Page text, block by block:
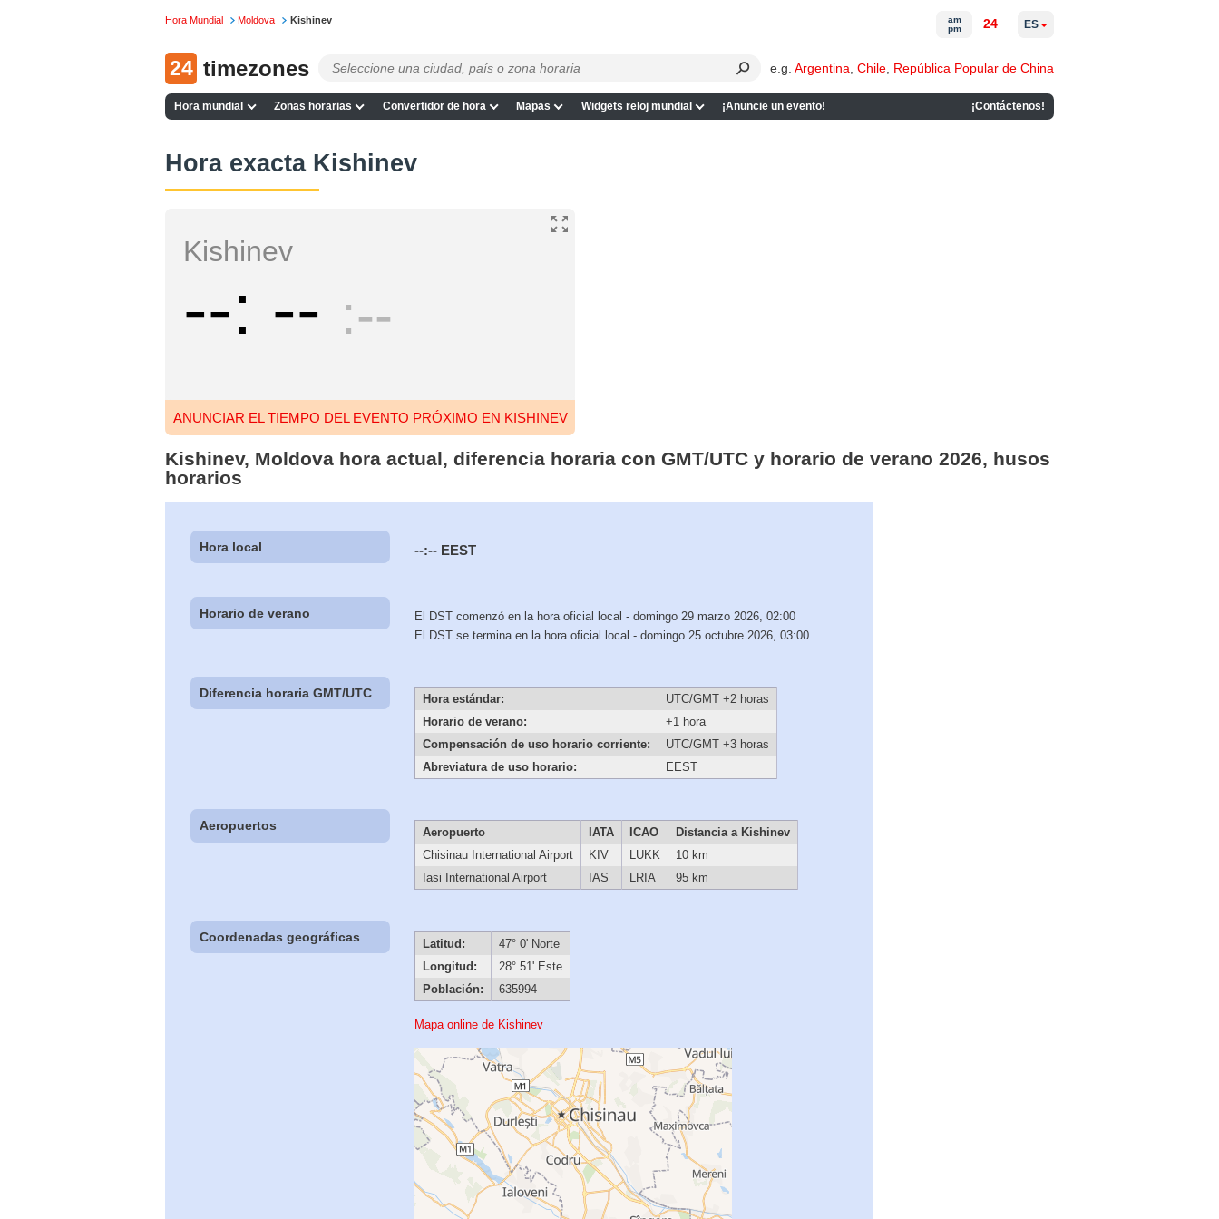
Hora Mundial Moldova Kishinev
24 timezones e.g. Argentina Chile República Popular de China
Hora mundial Zonas horarias Convertidor de hora Mapas Widgets reloj mundial ¡Anuncie un evento! ¡Contáctenos!
am
pm
24 ES
Hora exacta Kishinev
Kishinev
-- -- --
ANUNCIAR EL TIEMPO DEL EVENTO PRÓXIMO EN KISHINEV
Kishinev, Moldova hora actual, diferencia horaria con GMT/UTC y horario de verano 2026, husos
horarios
Hora local --:-- EEST
Horario de verano
El DST comenzó en la hora oficial local - domingo 29 marzo 2026, 02:00
El DST se termina en la hora oficial local - domingo 25 octubre 2026, 03:00
Diferencia horaria GMT/UTC Hora estándar:
UTC/GMT +2 horas
Horario de verano:
+1 hora
Compensación de uso horario corriente:
UTC/GMT +3 horas
Abreviatura de uso horario:
EEST
Aeropuertos Aeropuerto IATA ICAO
Distancia a Kishinev
Chisinau International Airport
KIV LUKK
10 km
Iasi International Airport
IAS LRIA 95 km
Coordenadas geográficas Latitud:
47° 0' Norte
Longitud:
28° 51' Este
Población:
635994
Mapa online de Kishinev